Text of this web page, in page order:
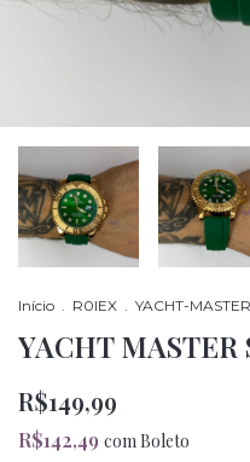
Início . R0lEX . YACHT-MASTER
YACHT
R$149,99
R$142,49 comBoleto